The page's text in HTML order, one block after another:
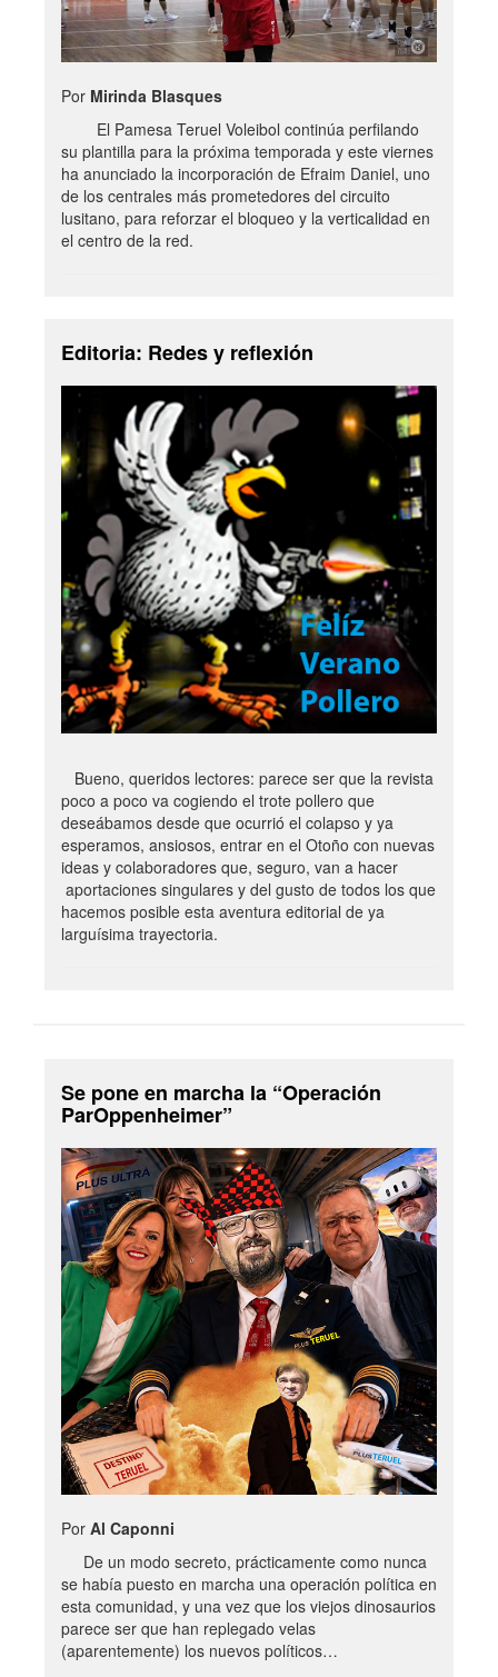
Por Mirinda Blasques
El Pamesa Teruel Voleibol continúa perfilando
su plantilla para la próxima temporada y este viernes
ha anunciado la incorporación de Efraim Daniel, uno
de los centrales más prometedores del circuito
lusitano, para reforzar el bloqueo y la verticalidad en
el centro de la red.
Editoria: Redes y reflexión
Bueno, queridos lectores: parece ser que la revista
poco a poco va cogiendo el trote pollero que
deseábamos desde que ocurrió el colapso y ya
esperamos, ansiosos, entrar en el Otoño con nuevas
ideas y colaboradores que, seguro, van a hacer
aportaciones singulares y del gusto de todos los que
hacemos posible esta aventura editorial de ya
larguísima trayectoria.
Se pone en marcha la “Operación
ParOppenheimer”
Por Al Caponni
De un modo secreto, prácticamente como nunca
se había puesto en marcha una operación política en
esta comunidad, y una vez que los viejos dinosaurios
parece ser que han replegado velas
(aparentemente) los nuevos políticos…